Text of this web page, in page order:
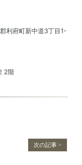
利府町新中道3丁目1-
2階
次の記事 >